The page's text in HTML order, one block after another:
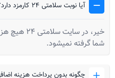
آیا نوبت سلامتی 24 کارمزد دارد؟
خیر، در
شما گرفته نمیشود.
چگونه بدون پرداخت هزینه